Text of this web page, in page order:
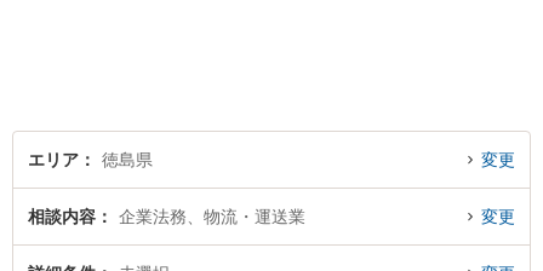
エリア 徳島県 変更
相談内容 企業法務、物流・運送業 変更